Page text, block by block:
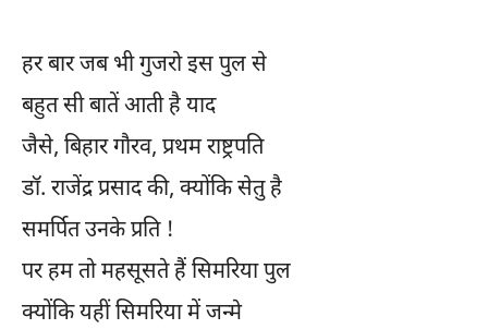
हर बार जब भी गुजरो इस पुल से
बहुत सी बातें आती है याद
जैसे, बिहार गौरव, प्रथम राष्ट्रपति
डॉ. राजेंद्र प्रसाद की, क्योंकि सेतु है
समर्पित उनके प्रति !
पर हम तो महसूसते हैं सिमरिया पुल
क्योंकि यहीं सिमरिया में जन्मे